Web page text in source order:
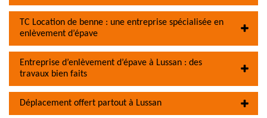
TC Location de benne : une entreprise spécialisée en
enlèvement d’épave
Entreprise d’enlèvement d’épave à Lussan : des
travaux bien faits
Déplacement offert partout à Lussan